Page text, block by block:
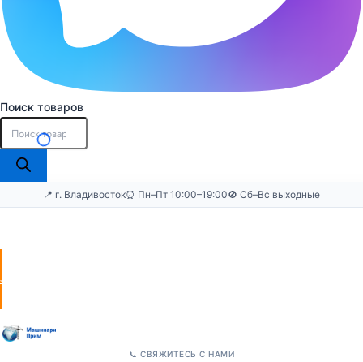
Поиск товаров
📍 г. Владивосток⏰ Пн–Пт 10:00–19:00🚫 Сб–Вс выходные
заявку
📞 СВЯЖИТЕСЬ С НАМИ